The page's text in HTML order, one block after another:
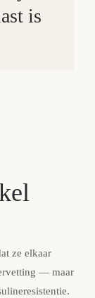
is
ze elkaar
— maar